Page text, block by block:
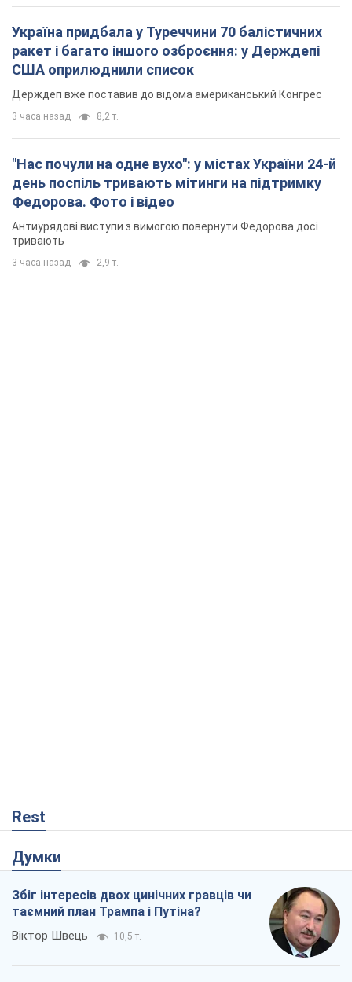
Україна придбала у Туреччини 70 балістичних
ракет і багато іншого озброєння: у Держдепі
США оприлюднили список
Держдеп вже поставив до відома американський Конгрес
3 часа назад 8,2 т.
"Нас почули на одне вухо": у містах України 24-й
день поспіль тривають мітинги на підтримку
Федорова. Фото і відео
Антиурядові виступи з вимогою повернути Федорова досі
тривають
3 часа назад 2,9 т.
Rest
Думки
Збіг інтересів двох цинічних гравців чи
таємний план Трампа і Путіна?
Віктор Швець 10,5 т.